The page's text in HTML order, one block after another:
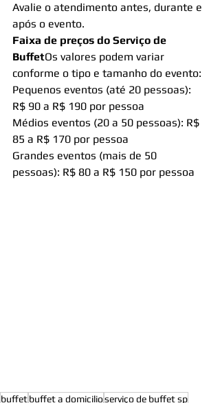
Avalie o atendimento antes, durante e
após o evento.
Faixa de preços do Serviço de
BuffetOs valores podem variar
conforme o tipo e tamanho do evento:
Pequenos eventos (até 20 pessoas):
R$ 90 a R$ 190 por pessoa
Médios eventos (20 a 50 pessoas): R$
85 a R$ 170 por pessoa
Grandes eventos (mais de 50
pessoas): R$ 80 a R$ 150 por pessoa
buffetbuffet a domicilioserviço de buffet sp